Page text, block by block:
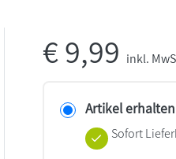
€9,99 inkl.
Artikel erhalten
Sofort